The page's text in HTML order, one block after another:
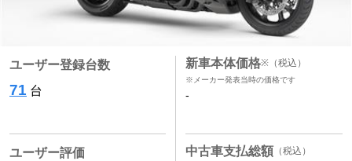
ユーザー登録台数
71 台
ユーザー評価
新車本体価格※ （税込）
※メーカー発表当時の価格です
-
中古車支払総額 （税込）